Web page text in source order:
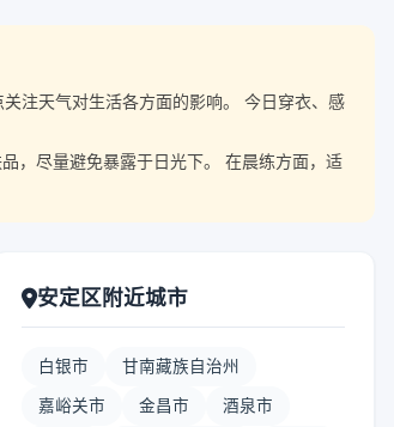
注天气对生活各方面的影响。 今日穿衣、感
，尽量避免暴露于日光下。 在晨练方面，适
安定区附近城市
白银市 甘南藏族自治州
嘉峪关市 金昌市 酒泉市